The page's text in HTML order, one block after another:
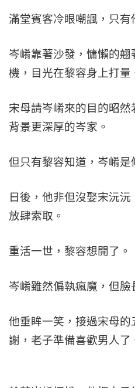
滿堂賓客冷眼嘲諷，只有
岑崤靠著沙發，慵懶的
機，目光在黎容身上打量
宋母請岑崤來的目的昭
背景更深厚的岑家。
但只有黎容知道，岑崤是
日後，他非但沒娶宋沅沅
放肆索取。
重活一世，黎容想開了。
岑崤雖然偏執瘋魔，但臉
他垂眸一笑，接過宋母
謝，老子準備喜歡男人了